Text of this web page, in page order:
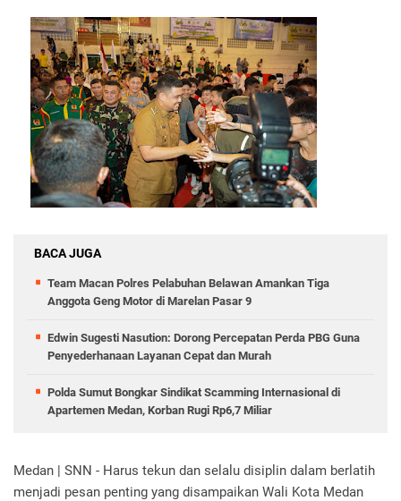
BACA JUGA
Team Macan Polres Pelabuhan Belawan Amankan Tiga
Anggota Geng Motor di Marelan Pasar 9
Edwin Sugesti Nasution: Dorong Percepatan Perda PBG Guna
Penyederhanaan Layanan Cepat dan Murah
Polda Sumut Bongkar Sindikat Scamming Internasional di
Apartemen Medan, Korban Rugi Rp6,7 Miliar
Medan | SNN - Harus tekun dan selalu disiplin dalam berlatih
menjadi pesan penting yang disampaikan Wali Kota Medan